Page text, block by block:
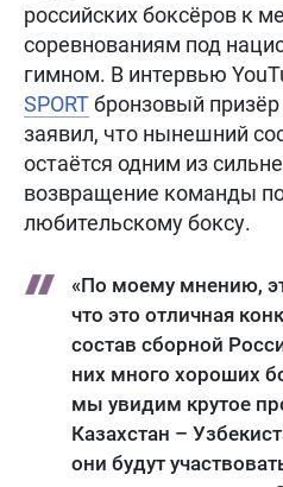
российских боксёров к
соревнованиям под
гимном. В интервью
SPORTбронзовый
заявил, что нынешний
остаётся одним из
возвращение команды
любительскому боксу.
«По моему мнению,
что это отличная
состав сборной
них много хороших
мы увидим крутое
Казахстан –
они будут